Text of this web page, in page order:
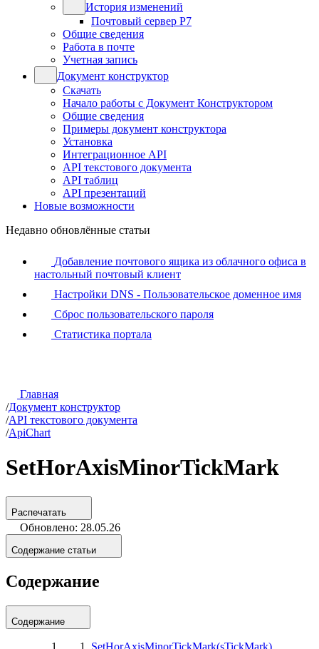
История изменений
Почтовый сервер Р7
Общие сведения
Работа в почте
Учетная запись
Документ конструктор
Скачать
Начало работы с Документ Конструктором
Общие сведения
Примеры документ конструктора
Установка
Интеграционное API
API текстового документа
API таблиц
API презентаций
Новые возможности
Недавно обновлённые статьи
Добавление почтового ящика из облачного офиса в
настольный почтовый клиент
Настройки DNS - Пользовательское доменное имя
Сброс пользовательского пароля
Статистика портала
Главная
/Документ конструктор
/API текстового документа
/ApiChart
SetHorAxisMinorTickMark
Распечатать
Обновлено: 28.05.26
Содержание статьи
Содержание
Содержание
SetHorAxisMinorTickMark(sTickMark)